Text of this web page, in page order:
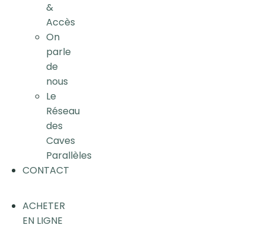
&
Accès
On
parle
de
nous
Le
Réseau
des
Caves
Parallèles
CONTACT
ACHETER
EN LIGNE